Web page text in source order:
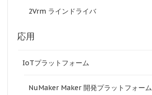
2Vrm ラインドライバ
応用
IoTプラットフォーム
NuMaker Maker 開発プラットフォーム